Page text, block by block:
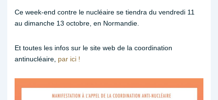
Ce week-end contre le nucléaire se tiendra du vendredi 11
au dimanche 13 octobre, en Normandie.
Et toutes les infos sur le site web de la coordination
antinucléaire, par ici !